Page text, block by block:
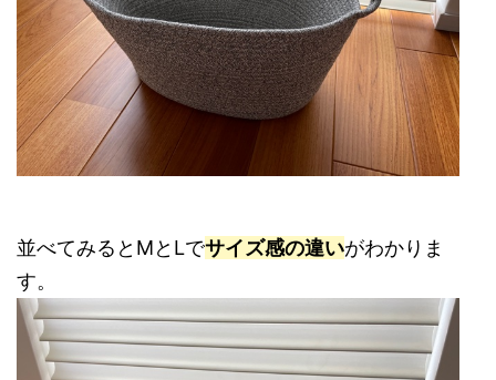
並べてみるとMとLでサイズ感の違いがわかりま
す。